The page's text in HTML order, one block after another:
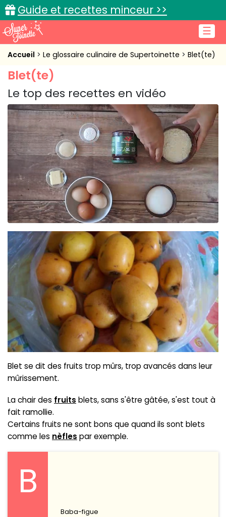
☰
Guide et recettes minceur >>
Accueil
Recettes de cuisine
Cuisine pratique
L'actu cuisine
Connexion
Accueil Le glossaire culinaire de Supertoinette Blet(te)
Blet(te)
Le top des recettes en vidéo
Blet se dit des fruits trop mûrs, trop avancés dans leur
mûrissement.
La chair des fruits blets, sans s'être gâtée, s'est tout à
fait ramollie.
Certains fruits ne sont bons que quand ils sont blets
comme les nèfles par exemple.
B
Baba-figue